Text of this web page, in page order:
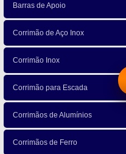
Barras de Apoio
Corrimão de Aço Inox
Corrimão Inox
Corrimão para Escada
Corrimãos de Alumínios
Corrimãos de Ferro